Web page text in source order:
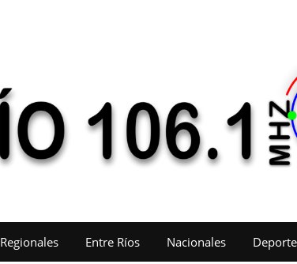
Regionales Entre Ríos Nacionales